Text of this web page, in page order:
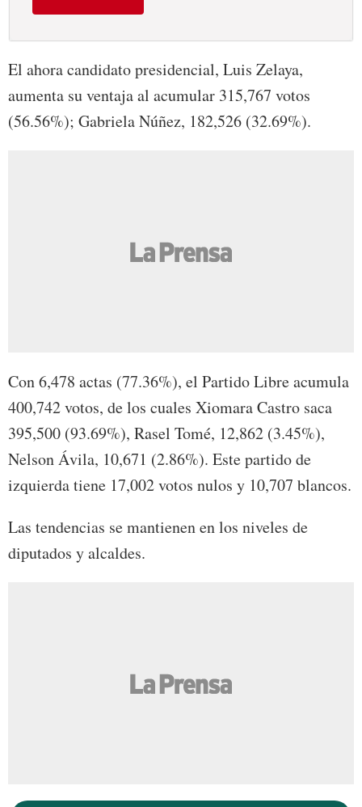
El ahora candidato presidencial, Luis Zelaya,
aumenta su ventaja al acumular 315,767 votos
(56.56%); Gabriela Núñez, 182,526 (32.69%).
Con 6,478 actas (77.36%), el Partido Libre acumula
400,742 votos, de los cuales Xiomara Castro saca
395,500 (93.69%), Rasel Tomé, 12,862 (3.45%),
Nelson Ávila, 10,671 (2.86%). Este partido de
izquierda tiene 17,002 votos nulos y 10,707 blancos.
Las tendencias se mantienen en los niveles de
diputados y alcaldes.